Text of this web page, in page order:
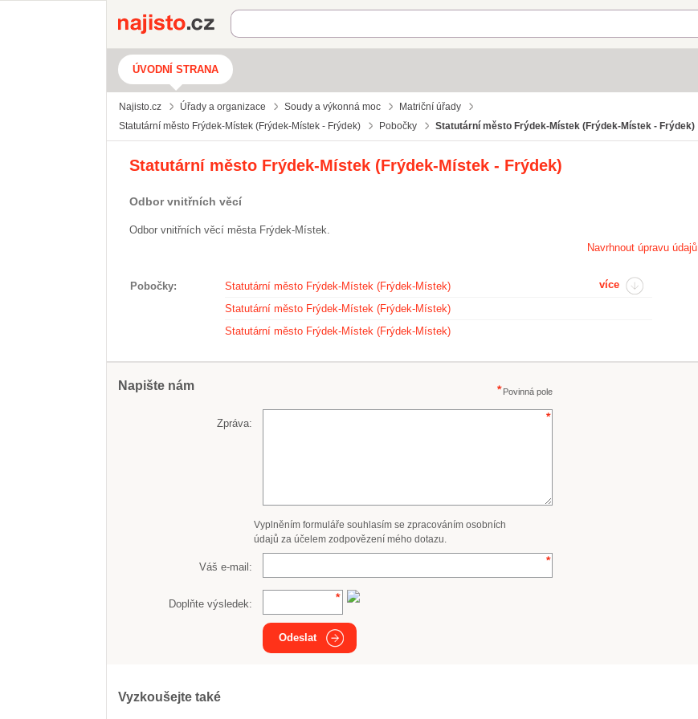
Najisto.cz
ÚVODNÍ STRANA
Najisto.cz Úřady a organizace Soudy a výkonná moc
Matriční úřady
Statutární město Frýdek-Místek (Frýdek-Místek - Frýdek)
Pobočky Statutární město Frýdek-Místek (Frýdek-Místek - Frýdek)
Statutární město Frýdek-Místek (Frýdek-Místek - Frýdek)
Odbor vnitřních věcí
Odbor vnitřních věcí města Frýdek-Místek.
Navrhnout úpravu údajů
Pobočky
Statutární město Frýdek-Místek (Frýdek-Místek)
Statutární město Frýdek-Místek (Frýdek-Místek)
Statutární město Frýdek-Místek (Frýdek-Místek)
více
Napište nám Povinná pole
Zpráva:
Vyplněním formuláře souhlasím se zpracováním osobních
údajů za účelem zodpovězení mého dotazu.
Váš e-mail:
Doplňte výsledek:
Odeslat
Vyzkoušejte také